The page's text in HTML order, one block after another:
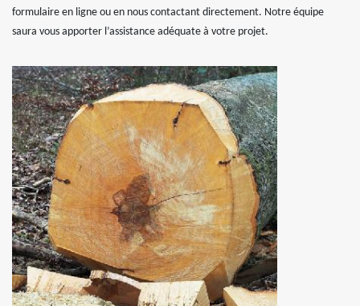
formulaire en ligne ou en nous contactant directement. Notre équipe
saura vous apporter l’assistance adéquate à votre projet.